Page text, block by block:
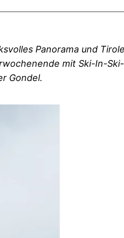
Panorama und
mit Ski-In-
Gondel.